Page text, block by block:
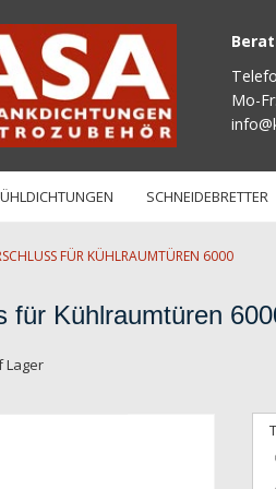
Mo-
SCHNEIDEBRETTER
FÜR KÜHLRAUMTÜREN 6000
für Kühlraumtüren
Lager